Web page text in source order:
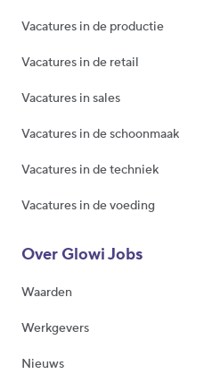
Vacatures in de productie
Vacatures in de retail
Vacatures in sales
Vacatures in de schoonmaak
Vacatures in de techniek
Vacatures in de voeding
Over Glowi Jobs
Waarden
Werkgevers
Nieuws